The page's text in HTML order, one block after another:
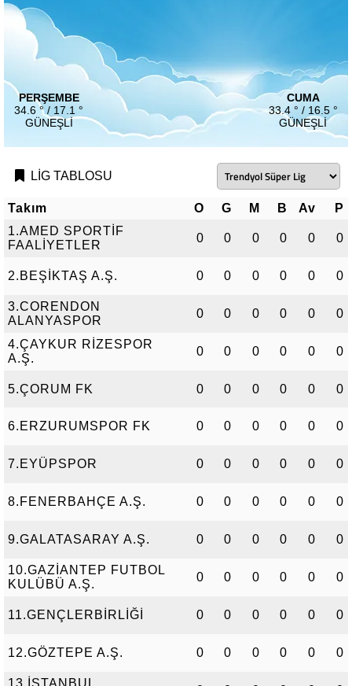
PERŞEMBE
34.6 ° / 17.1 °
GÜNEŞLI
CUMA
33.4 ° / 16.5 °
GÜNEŞLI
LİG TABLOSU
Takım O G M B Av
P
1.AMED SPORTİF
FAALİYETLER
0 0 0 0 0 0
2.BEŞİKTAŞ A.Ş. 0 0 0 0 0 0
3.CORENDON
ALANYASPOR
0 0 0 0 0 0
4.ÇAYKUR RİZESPOR
A.Ş.
0 0 0 0 0 0
5.ÇORUM FK 0 0 0 0 0 0
6.ERZURUMSPOR FK 0 0 0 0 0 0
7.EYÜPSPOR 0 0 0 0 0 0
8.FENERBAHÇE A.Ş. 0 0 0 0 0 0
9.GALATASARAY A.Ş. 0 0 0 0 0 0
10.GAZİANTEP FUTBOL
KULÜBÜ A.Ş.
0 0 0 0 0 0
11.GENÇLERBİRLİĞİ 0 0 0 0 0 0
12.GÖZTEPE A.Ş. 0 0 0 0 0 0
13.İSTANBUL